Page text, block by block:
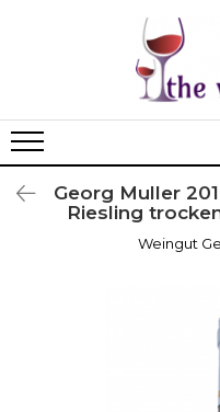
Georg Muller
Riesling
Weingut